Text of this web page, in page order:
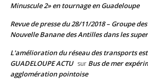
Minuscule 2» en tournage en Guadeloupe
Revue de presse du 28/11/2018 – Groupe des
Nouvelle Banane des Antilles dans les
L'amélioration du réseau des transports
GUADELOUPE ACTU sur Bus de mer
agglomération pointoise